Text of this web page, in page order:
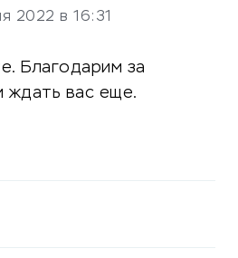
2022 в 16:31
Благодарим за
ждать вас еще.